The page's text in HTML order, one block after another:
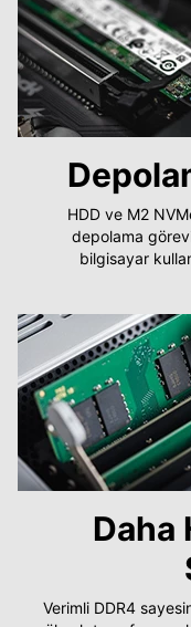
HDD ve M2
depolama
bilgisayar
Daha
Verimli DDR4